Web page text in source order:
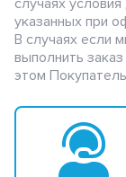
случаях
указанных при
В случаях если
выполнить
этом